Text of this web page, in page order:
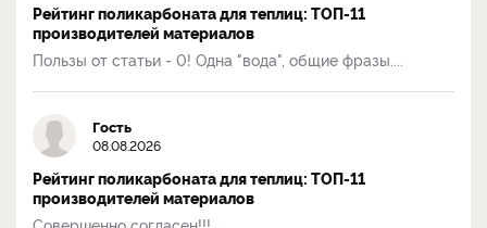
Рейтинг поликарбоната для теплиц: ТОП-11
производителей материалов
Пользы от статьи - 0! Одна "вода", общие фразы....
Гость
08.08.2026
Рейтинг поликарбоната для теплиц: ТОП-11
производителей материалов